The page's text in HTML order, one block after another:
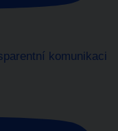
komunikaci